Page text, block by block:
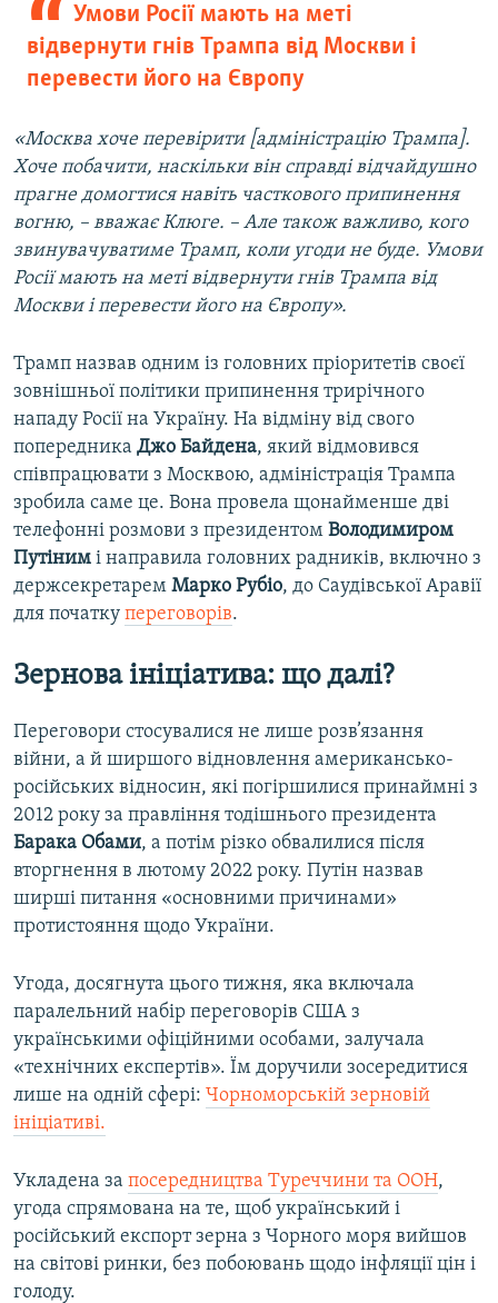
Умови Росії мають на меті
відвернути гнів Трампа від Москви і
перевести його на Європу
«Москва хоче перевірити [адміністрацію Трампа].
Хоче побачити, наскільки він справді відчайдушно
прагне домогтися навіть часткового припинення
вогню, – вважає Клюге. – Але також важливо, кого
звинувачуватиме Трамп, коли угоди не буде. Умови
Росії мають на меті відвернути гнів Трампа від
Москви і перевести його на Європу».
Трамп назвав одним із головних пріоритетів своєї
зовнішньої політики припинення трирічного
нападу Росії на Україну. На відміну від свого
попередника Джо Байдена, який відмовився
співпрацювати з Москвою, адміністрація Трампа
зробила саме це. Вона провела щонайменше дві
телефонні розмови з президентом Володимиром
Путіним і направила головних радників, включно з
держсекретарем Марко Рубіо, до Саудівської Аравії
для початку переговорів.
Зернова ініціатива: що далі?
Переговори стосувалися не лише розв’язання
війни, а й ширшого відновлення американсько-
російських відносин, які погіршилися принаймні з
2012 року за правління тодішнього президента
Барака Обами, а потім різко обвалилися після
вторгнення в лютому 2022 року. Путін назвав
ширші питання «основними причинами»
протистояння щодо України.
Угода, досягнута цього тижня, яка включала
паралельний набір переговорів США з
українськими офіційними особами, залучала
«технічних експертів». Їм доручили зосередитися
лише на одній сфері: Чорноморській зерновій
ініціативі.
Укладена за посередництва Туреччини та ООН,
угода спрямована на те, щоб український і
російський експорт зерна з Чорного моря вийшов
на світові ринки, без побоювань щодо інфляції цін і
голоду.